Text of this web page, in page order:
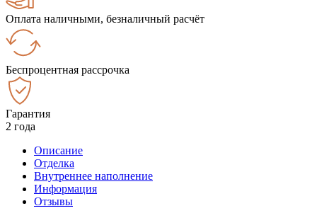
Оплата наличными, безналичный расчёт
Беспроцентная рассрочка
Гарантия
2 года
Описание
Отделка
Внутреннее наполнение
Информация
Отзывы